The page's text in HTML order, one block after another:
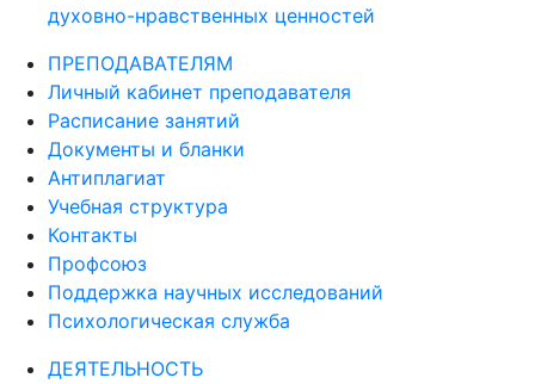
духовно-нравственных ценностей
ПРЕПОДАВАТЕЛЯМ
Личный кабинет преподавателя
Расписание занятий
Документы и бланки
Антиплагиат
Учебная структура
Контакты
Профсоюз
Поддержка научных исследований
Психологическая служба
ДЕЯТЕЛЬНОСТЬ